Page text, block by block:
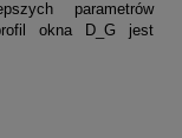
parametrów
okna D_G jest